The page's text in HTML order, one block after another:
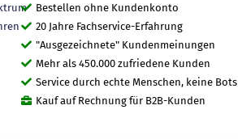
Bestellen ohne Kundenkonto
20 Jahre Fachservice-Erfahrung
"Ausgezeichnete" Kundenmeinungen
Mehr als 450.000 zufriedene Kunden
Service durch echte Menschen, keine Bots
Kauf auf Rechnung für B2B-Kunden